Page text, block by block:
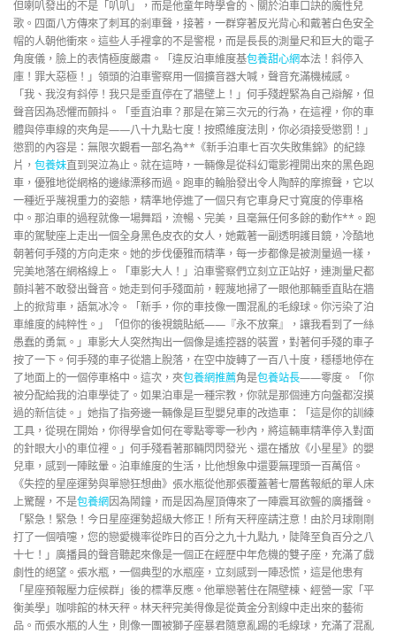
但喇叭發出的不是「叭叭」，而是他童年時學會的、關於泊車口訣的魔性兒
歌。四面八方傳來了刺耳的剎車聲，接著，一群穿著反光背心和戴著白色安全
帽的人朝他衝來。這些人手裡拿的不是警棍，而是長長的測量尺和巨大的電子
角度儀，臉上的表情極度嚴肅。「違反泊車維度基包養甜心網本法！斜停入
庫！罪大惡極！」領頭的泊車警察用一個擴音器大喊，聲音充滿機械感。
「我、我沒有斜停！我只是垂直停在了牆壁上！」何手殘趕緊為自己辯解，但
聲音因為恐懼而顫抖。「垂直泊車？那是在第三次元的行為，在這裡，你的車
體與停車線的夾角是——八十九點七度！按照維度法則，你必須接受懲罰！」
懲罰的內容是：無限次觀看一部名為**《新手泊車七百次失敗集錦》的紀錄
片， 包養妹直到哭泣為止。就在這時，一輛像是從科幻電影裡開出來的黑色跑
車，優雅地從網格的邊緣漂移而過。跑車的輪胎發出令人陶醉的摩擦聲，它以
一種近乎蔑視重力的姿態，精準地停進了一個只有它車身尺寸寬度的停車格
中。那泊車的過程就像一場舞蹈，流暢、完美，且毫無任何多餘的動作**。跑
車的駕駛座上走出一個全身黑色皮衣的女人，她戴著一副透明護目鏡，冷酷地
朝著何手殘的方向走來。她的步伐優雅而精準，每一步都像是被測量過一樣，
完美地落在網格線上。「車影大人！」泊車警察們立刻立正站好，連測量尺都
顫抖著不敢發出聲音。她走到何手殘面前，輕蔑地掃了一眼他那輛垂直貼在牆
上的掀背車，語氣冰冷。「新手，你的車技像一團混亂的毛線球。你污染了泊
車維度的純粹性。」「但你的後視鏡貼紙——『永不放棄』，讓我看到了一絲
愚蠢的勇氣。」車影大人突然掏出一個像是遙控器的裝置，對著何手殘的車子
按了一下。何手殘的車子從牆上脫落，在空中旋轉了一百八十度，穩穩地停在
了地面上的一個停車格中。這次，夾包養網推薦角是包養站長——零度。「你
被分配給我的泊車學徒了。如果泊車是一種宗教，你就是那個連方向盤都沒摸
過的新信徒。」她指了指旁邊一輛像是巨型嬰兒車的改造車：「這是你的訓練
工具，從現在開始，你得學會如何在零點零零一秒內，將這輛車精準停入對面
的針眼大小的車位裡。」何手殘看著那輛閃閃發光、還在播放《小星星》的嬰
兒車，感到一陣眩暈。泊車維度的生活，比他想象中還要無理頭一百萬倍。
《失控的星座運勢與單戀狂想曲》張水瓶從他那張覆蓋著七層舊報紙的單人床
上驚醒，不是包養網因為鬧鐘，而是因為屋頂傳來了一陣震耳欲聾的廣播聲。
「緊急！緊急！今日星座運勢超級大修正！所有天秤座請注意！由於月球剛剛
打了一個噴嚏，您的戀愛機率從昨日的百分之九十九點九，陡降至負百分之八
十七！」廣播員的聲音聽起來像是一個正在經歷中年危機的雙子座，充滿了戲
劇性的絕望。張水瓶，一個典型的水瓶座，立刻感到一陣恐慌，這是他患有
「星座預報壓力症候群」後的標準反應。他單戀著住在隔壁棟、經營一家「平
衡美學」咖啡館的林天秤。林天秤完美得像是從黃金分割線中走出來的藝術
品。而張水瓶的人生，則像一團被獅子座暴君隨意亂踢的毛線球，充滿了混亂